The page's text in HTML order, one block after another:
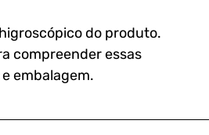
do produto.
compreender essas
embalagem.